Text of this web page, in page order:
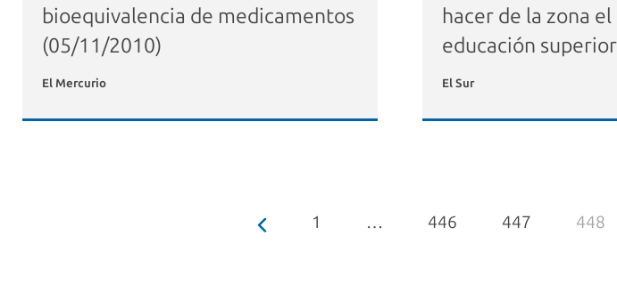
bioequivalencia de medicamentos
(05/11/2010)
El Mercurio
hacer de la zona
educación
El Sur
1 … 446 447 448